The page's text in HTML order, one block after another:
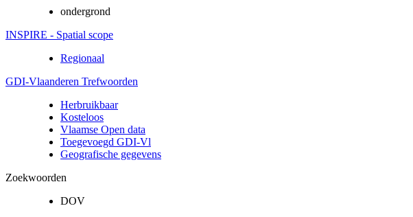
ondergrond
INSPIRE - Spatial scope
Regionaal
GDI-Vlaanderen Trefwoorden
Herbruikbaar
Kosteloos
Vlaamse Open data
Toegevoegd GDI-Vl
Geografische gegevens
Zoekwoorden
DOV